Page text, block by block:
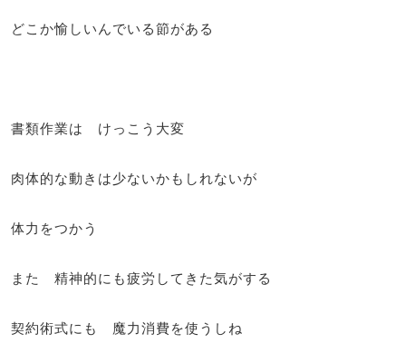
どこか愉しいんでいる節がある
書類作業は けっこう大変
肉体的な動きは少ないかもしれないが
体力をつかう
また 精神的にも疲労してきた気がする
契約術式にも 魔力消費を使うしね